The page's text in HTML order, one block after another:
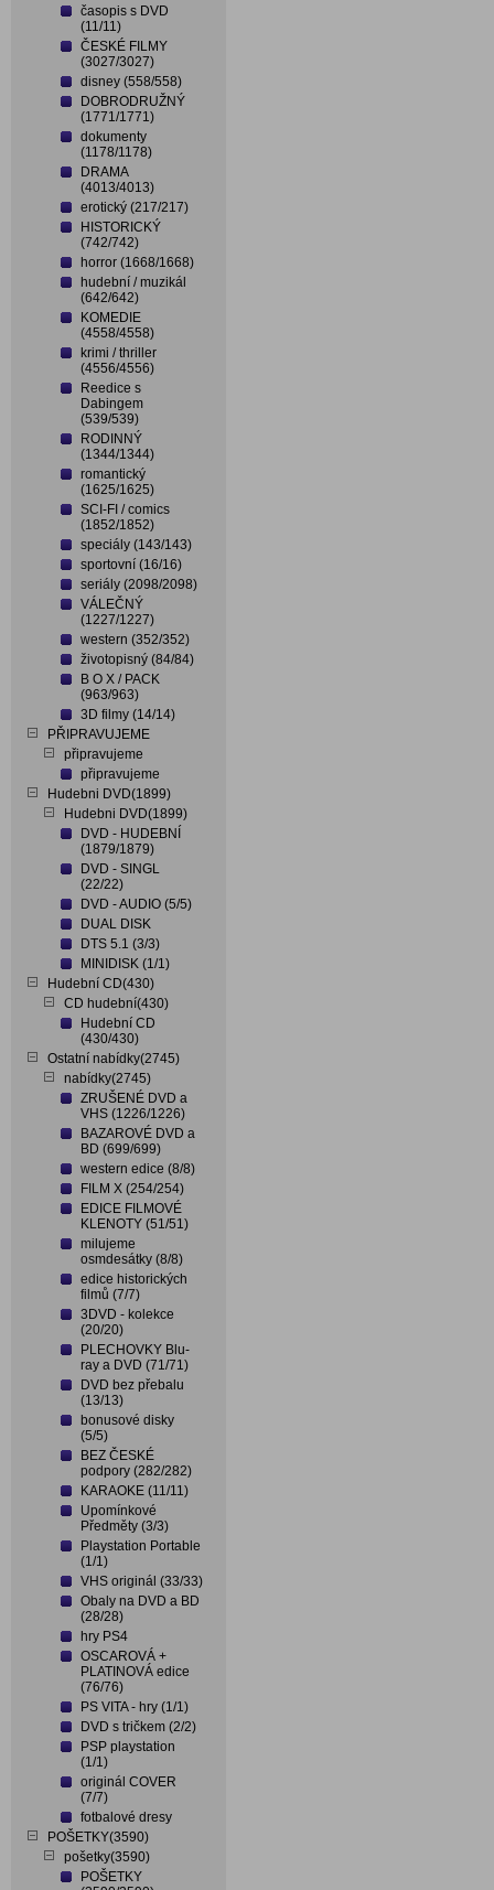
časopis s DVD
(11/11)
ČESKÉ FILMY
(3027/3027)
disney (558/558)
DOBRODRUŽNÝ
(1771/1771)
dokumenty
(1178/1178)
DRAMA
(4013/4013)
erotický (217/217)
HISTORICKÝ
(742/742)
horror (1668/1668)
hudební / muzikál
(642/642)
KOMEDIE
(4558/4558)
krimi / thriller
(4556/4556)
Reedice s
Dabingem
(539/539)
RODINNÝ
(1344/1344)
romantický
(1625/1625)
SCI-FI / comics
(1852/1852)
speciály (143/143)
sportovní (16/16)
seriály (2098/2098)
VÁLEČNÝ
(1227/1227)
western (352/352)
životopisný (84/84)
B O X / PACK
(963/963)
3D filmy (14/14)
PŘIPRAVUJEME
připravujeme
připravujeme
Hudebni DVD(1899)
Hudebni DVD(1899)
DVD - HUDEBNÍ
(1879/1879)
DVD - SINGL
(22/22)
DVD - AUDIO (5/5)
DUAL DISK
DTS 5.1 (3/3)
MINIDISK (1/1)
Hudební CD(430)
CD hudební(430)
Hudební CD
(430/430)
Ostatní nabídky(2745)
nabídky(2745)
ZRUŠENÉ DVD a
VHS (1226/1226)
BAZAROVÉ DVD a
BD (699/699)
western edice (8/8)
FILM X (254/254)
EDICE FILMOVÉ
KLENOTY (51/51)
milujeme
osmdesátky (8/8)
edice historických
filmů (7/7)
3DVD - kolekce
(20/20)
PLECHOVKY Blu-
ray a DVD (71/71)
DVD bez přebalu
(13/13)
bonusové disky
(5/5)
BEZ ČESKÉ
podpory (282/282)
KARAOKE (11/11)
Upomínkové
Předměty (3/3)
Playstation Portable
(1/1)
VHS originál (33/33)
Obaly na DVD a BD
(28/28)
hry PS4
OSCAROVÁ +
PLATINOVÁ edice
(76/76)
PS VITA - hry (1/1)
DVD s tričkem (2/2)
PSP playstation
(1/1)
originál COVER
(7/7)
fotbalové dresy
POŠETKY(3590)
pošetky(3590)
POŠETKY